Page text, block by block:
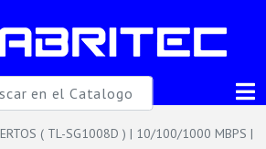
( TL-SG1008D ) | 10/100/1000 MBPS |